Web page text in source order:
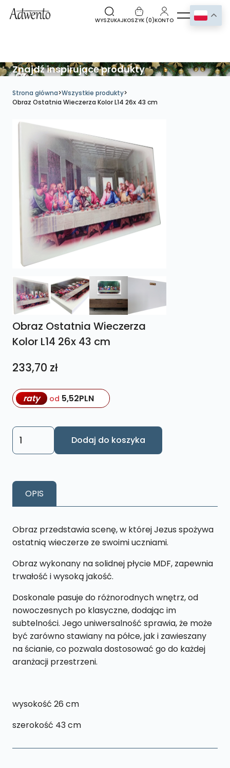
WYSZUKAJKOSZYK (0)KONTO
Znajdź inspirujące produkty
Strona główna>Wszystkie produkty>
Obraz Ostatnia Wieczerza Kolor L14 26x 43 cm
Obraz Ostatnia Wieczerza
Kolor L14 26x 43 cm
233,70 zł
raty od 5,52PLN
ilość
Obraz
Kolor
43
cm
Dodaj do koszyka
OPIS
Obraz przedstawia scenę, w której Jezus spożywa
ostatnią wieczerze ze swoimi uczniami.
Obraz wykonany na solidnej płycie MDF, zapewnia
trwałość i wysoką jakość.
Doskonale pasuje do różnorodnych wnętrz, od
nowoczesnych po klasyczne, dodając im
subtelności. Jego uniwersalność sprawia, że może
być zarówno stawiany na półce, jak i zawieszany
na ścianie, co pozwala dostosować go do każdej
aranżacji przestrzeni.
wysokość 26 cm
szerokość 43 cm